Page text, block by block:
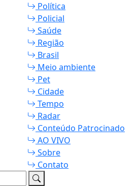
Política
Policial
Saúde
Região
Brasil
Meio ambiente
Pet
Cidade
Tempo
Radar
Conteúdo Patrocinado
AO VIVO
Sobre
Contato